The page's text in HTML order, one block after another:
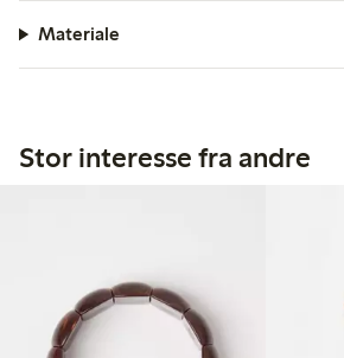
Materiale
Stor interesse fra andre